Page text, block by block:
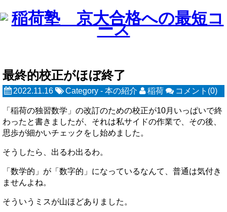
最終的校正がほぼ終了
2022.11.16 Category - 本の紹介 稲荷 コメント(0)
「稲荷の独習数学」の改訂のための校正が10月いっぱいで終
わったと書きましたが、それは私サイドの作業で、その後、
思歩が細かいチェックをし始めました。
そうしたら、出るわ出るわ。
「数学的」が「数字的」になっているなんて、普通は気付き
ませんよね。
そういうミスが山ほどありました。